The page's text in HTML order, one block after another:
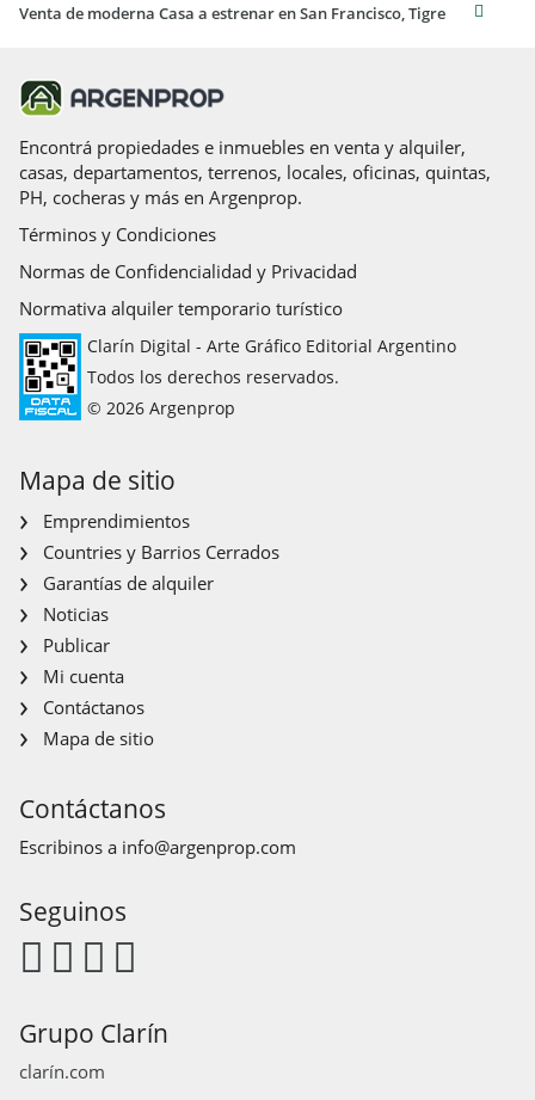
Venta de moderna Casa a estrenar en San Francisco, Tigre
Encontrá propiedades e inmuebles en venta y alquiler,
casas, departamentos, terrenos, locales, oficinas, quintas,
PH, cocheras y más en Argenprop.
Términos y Condiciones
Normas de Confidencialidad y Privacidad
Normativa alquiler temporario turístico
Clarín Digital - Arte Gráfico Editorial Argentino
Todos los derechos reservados.
© 2026 Argenprop
Mapa de sitio
Emprendimientos
Countries y Barrios Cerrados
Garantías de alquiler
Noticias
Publicar
Mi cuenta
Contáctanos
Mapa de sitio
Contáctanos
Escribinos a info@argenprop.com
Seguinos
Grupo Clarín
clarín.com